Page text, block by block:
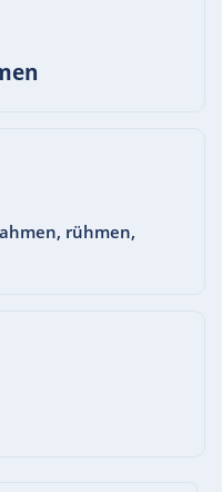
rühmen,